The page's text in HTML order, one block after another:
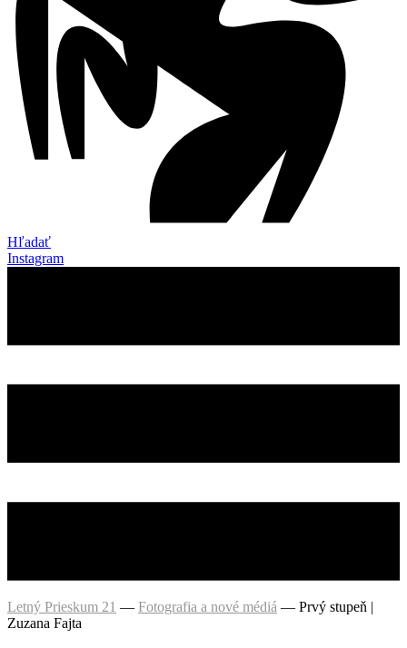
Hľadať
Instagram
Letný Prieskum 21 — Fotografia a nové médiá — Prvý stupeň |
Zuzana Fajta